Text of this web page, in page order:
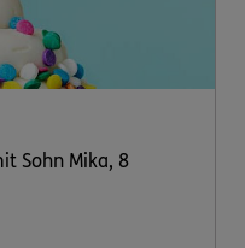
Sohn Mika, 8